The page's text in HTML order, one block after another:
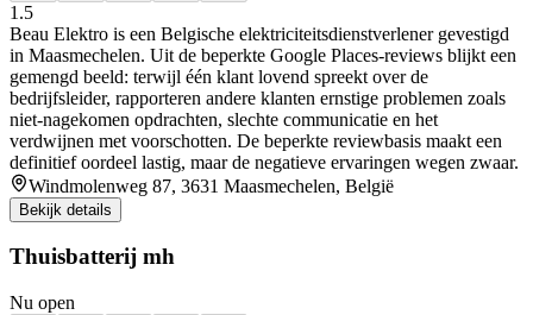
1.5
Beau Elektro is een Belgische elektriciteitsdienstverlener gevestigd
in Maasmechelen. Uit de beperkte Google Places-reviews blijkt een
gemengd beeld: terwijl één klant lovend spreekt over de
bedrijfsleider, rapporteren andere klanten ernstige problemen zoals
niet-nagekomen opdrachten, slechte communicatie en het
verdwijnen met voorschotten. De beperkte reviewbasis maakt een
definitief oordeel lastig, maar de negatieve ervaringen wegen zwaar.
Windmolenweg 87, 3631 Maasmechelen, België
Bekijk details
Thuisbatterij mh
Nu open